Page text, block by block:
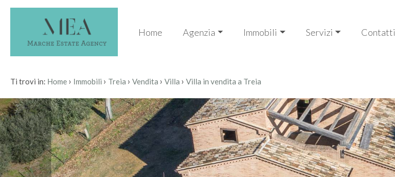
Home Agenzia Immobili Servizi Contatti
Ti trovi in: Home › Immobili › Treia › Vendita › Villa › Villa in vendita a Treia
HOME
AGENZIA
IMMOBILI
SERVIZI
Contratto
Qualsiasi
Vendita
Scegli